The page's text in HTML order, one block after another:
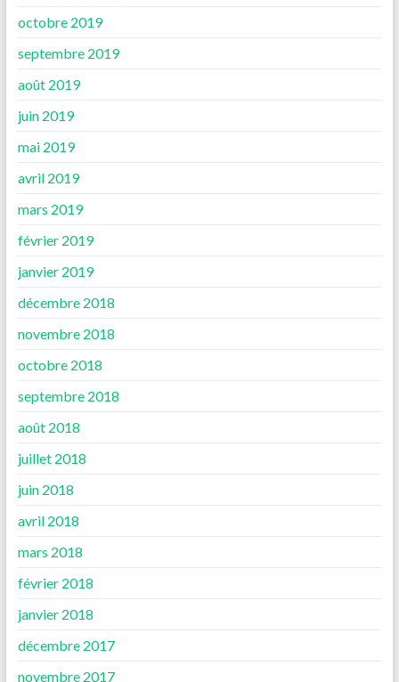
octobre 2019
septembre 2019
août 2019
juin 2019
mai 2019
avril 2019
mars 2019
février 2019
janvier 2019
décembre 2018
novembre 2018
octobre 2018
septembre 2018
août 2018
juillet 2018
juin 2018
avril 2018
mars 2018
février 2018
janvier 2018
décembre 2017
novembre 2017